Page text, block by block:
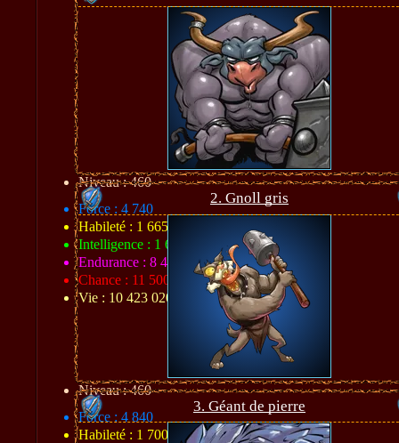
Niveau : 460
Force : 4 740
Habileté : 1 665
Intelligence : 1 640
Endurance : 8 474
Chance : 11 500
Vie : 10 423 020
2. Gnoll gris
Niveau : 460
Force : 4 840
Habileté : 1 700
3. Géant de pierre